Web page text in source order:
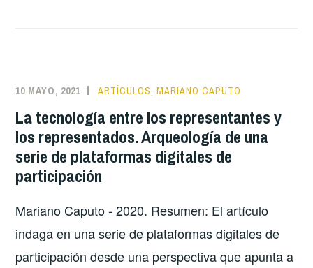
INTERPELACIONES
VECINO
Y
A
COMÚN
EN
10 MAYO, 2021 ARTÍCULOS,MARIANO CAPUTO
La tecnología entre los representantes y
los representados. Arqueología de una
serie de plataformas digitales de
participación
Mariano Caputo - 2020. Resumen: El artículo
indaga en una serie de plataformas digitales de
participación desde una perspectiva que apunta a